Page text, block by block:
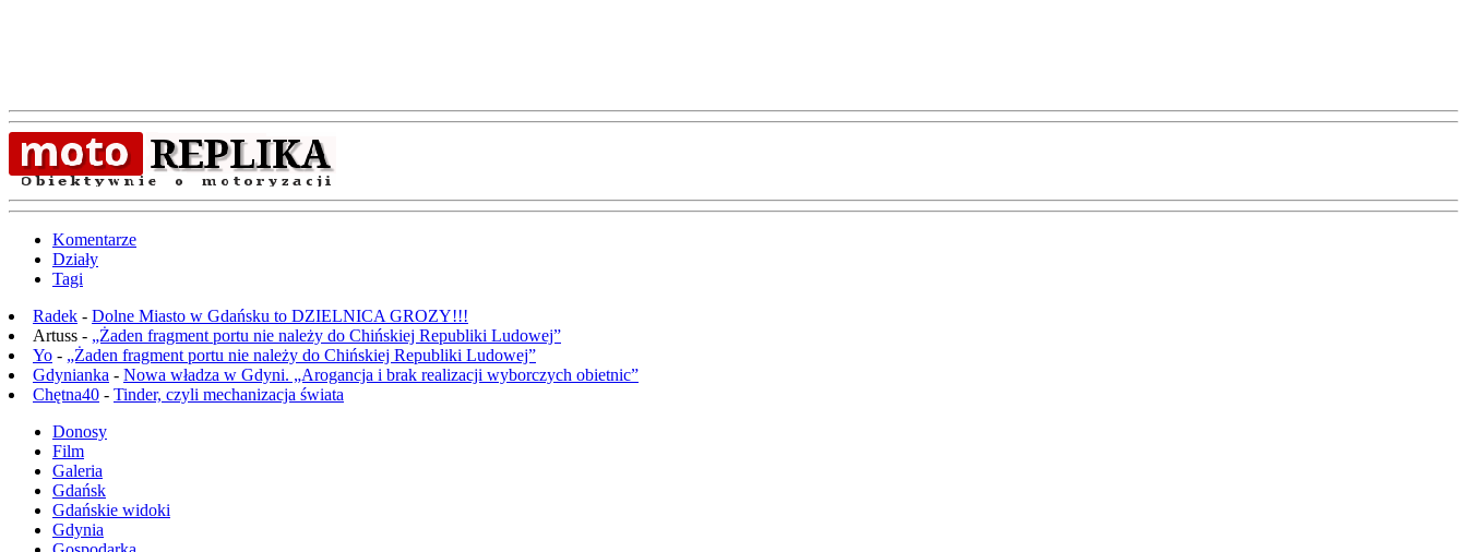
Komentarze
Działy
Tagi
Radek - Dolne Miasto w Gdańsku to DZIELNICA GROZY!!!
Artuss - „Żaden fragment portu nie należy do Chińskiej Republiki Ludowej”
Yo - „Żaden fragment portu nie należy do Chińskiej Republiki Ludowej”
Gdynianka - Nowa władza w Gdyni. „Arogancja i brak realizacji wyborczych obietnic”
Chętna40 - Tinder, czyli mechanizacja świata
Donosy
Film
Galeria
Gdańsk
Gdańskie widoki
Gdynia